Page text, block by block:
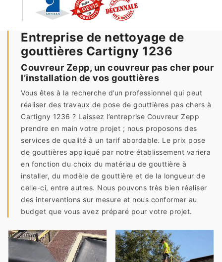
Entreprise de nettoyage de
gouttières Cartigny 1236
Couvreur Zepp, un couvreur pas cher pour
l’installation de vos gouttières
Vous êtes à la recherche d’un professionnel qui peut
réaliser des travaux de pose de gouttières pas chers à
Cartigny 1236 ? Laissez l’entreprise Couvreur Zepp
prendre en main votre projet ; nous proposons des
services de qualité à un tarif abordable. Le prix pose
de gouttières appliqué par notre établissement variera
en fonction du choix du matériau de gouttière à
installer, du modèle de gouttière et de la longueur de
celle-ci, entre autres. Nous pouvons très bien réaliser
des interventions sur mesure et nous conformer au
budget que vous avez préparé pour votre projet.